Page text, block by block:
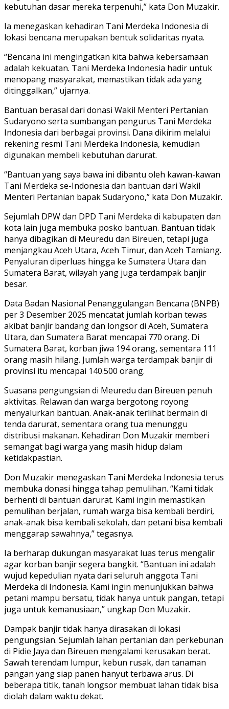
kebutuhan dasar mereka terpenuhi,” kata Don Muzakir.
Ia menegaskan kehadiran Tani Merdeka Indonesia di
lokasi bencana merupakan bentuk solidaritas nyata.
“Bencana ini mengingatkan kita bahwa kebersamaan
adalah kekuatan. Tani Merdeka Indonesia hadir untuk
menopang masyarakat, memastikan tidak ada yang
ditinggalkan,” ujarnya.
Bantuan berasal dari donasi Wakil Menteri Pertanian
Sudaryono serta sumbangan pengurus Tani Merdeka
Indonesia dari berbagai provinsi. Dana dikirim melalui
rekening resmi Tani Merdeka Indonesia, kemudian
digunakan membeli kebutuhan darurat.
“Bantuan yang saya bawa ini dibantu oleh kawan-kawan
Tani Merdeka se-Indonesia dan bantuan dari Wakil
Menteri Pertanian bapak Sudaryono,” kata Don Muzakir.
Sejumlah DPW dan DPD Tani Merdeka di kabupaten dan
kota lain juga membuka posko bantuan. Bantuan tidak
hanya dibagikan di Meuredu dan Bireuen, tetapi juga
menjangkau Aceh Utara, Aceh Timur, dan Aceh Tamiang.
Penyaluran diperluas hingga ke Sumatera Utara dan
Sumatera Barat, wilayah yang juga terdampak banjir
besar.
Data Badan Nasional Penanggulangan Bencana (BNPB)
per 3 Desember 2025 mencatat jumlah korban tewas
akibat banjir bandang dan longsor di Aceh, Sumatera
Utara, dan Sumatera Barat mencapai 770 orang. Di
Sumatera Barat, korban jiwa 194 orang, sementara 111
orang masih hilang. Jumlah warga terdampak banjir di
provinsi itu mencapai 140.500 orang.
Suasana pengungsian di Meuredu dan Bireuen penuh
aktivitas. Relawan dan warga bergotong royong
menyalurkan bantuan. Anak-anak terlihat bermain di
tenda darurat, sementara orang tua menunggu
distribusi makanan. Kehadiran Don Muzakir memberi
semangat bagi warga yang masih hidup dalam
ketidakpastian.
Don Muzakir menegaskan Tani Merdeka Indonesia terus
membuka donasi hingga tahap pemulihan. “Kami tidak
berhenti di bantuan darurat. Kami ingin memastikan
pemulihan berjalan, rumah warga bisa kembali berdiri,
anak-anak bisa kembali sekolah, dan petani bisa kembali
menggarap sawahnya,” tegasnya.
Ia berharap dukungan masyarakat luas terus mengalir
agar korban banjir segera bangkit. “Bantuan ini adalah
wujud kepedulian nyata dari seluruh anggota Tani
Merdeka di Indonesia. Kami ingin menunjukkan bahwa
petani mampu bersatu, tidak hanya untuk pangan, tetapi
juga untuk kemanusiaan,” ungkap Don Muzakir.
Dampak banjir tidak hanya dirasakan di lokasi
pengungsian. Sejumlah lahan pertanian dan perkebunan
di Pidie Jaya dan Bireuen mengalami kerusakan berat.
Sawah terendam lumpur, kebun rusak, dan tanaman
pangan yang siap panen hanyut terbawa arus. Di
beberapa titik, tanah longsor membuat lahan tidak bisa
diolah dalam waktu dekat.